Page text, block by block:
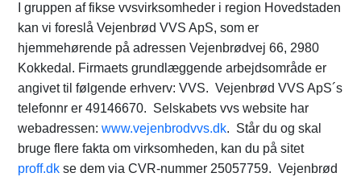
I gruppen af fikse vvsvirksomheder i region Hovedstaden
kan vi foreslå Vejenbrød VVS ApS, som er
hjemmehørende på adressen Vejenbrødvej 66, 2980
Kokkedal. Firmaets grundlæggende arbejdsområde er
angivet til følgende erhverv: VVS. Vejenbrød VVS ApS´s
telefonnr er 49146670. Selskabets vvs website har
webadressen: www.vejenbrodvvs.dk. Står du og skal
bruge flere fakta om virksomheden, kan du på sitet
proff.dk se dem via CVR-nummer 25057759. Vejenbrød